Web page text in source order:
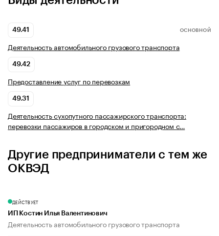
49.41 ОСНОВНОЙ
Деятельность автомобильного грузового транспорта
49.42
Предоставление услуг по перевозкам
49.31
Деятельность сухопутного пассажирского транспорта:
перевозки пассажиров в городском и пригородном с…
Другие предприниматели с тем же
ОКВЭД
ДЕЙСТВУЕТ
ИП Костин Илья Валентинович
Деятельность автомобильного грузового транспорта